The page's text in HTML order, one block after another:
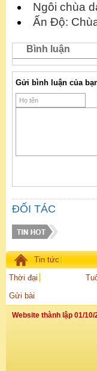
Ngôi chùa
Ấn Độ:
Bình luận
Gửi bình luận của
ĐỐI TÁC
Tin tức
Thời đại
Gửi bài
Website thành lập 01/10/